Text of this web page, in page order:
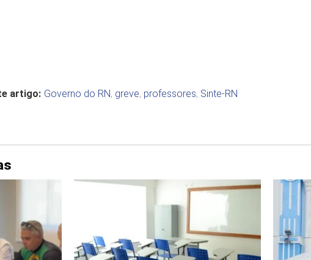
artigo: Governo do RN, greve, professores, Sinte-RN